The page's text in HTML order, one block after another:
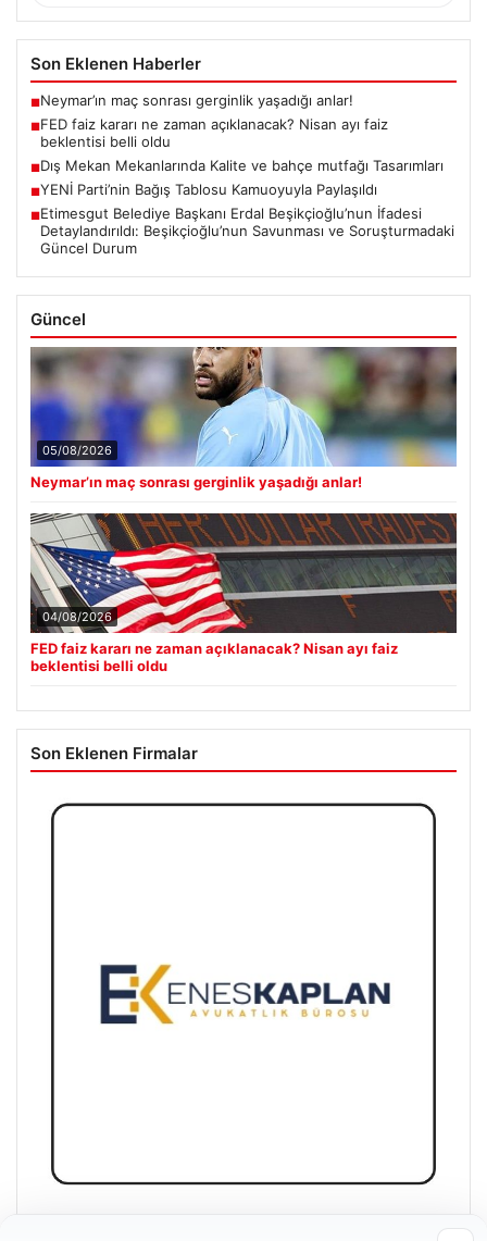
Son Eklenen Haberler
■Neymar’ın maç sonrası gerginlik yaşadığı anlar!
■FED faiz kararı ne zaman açıklanacak? Nisan ayı faiz
beklentisi belli oldu
■Dış Mekan Mekanlarında Kalite ve bahçe mutfağı Tasarımları
■YENİ Parti’nin Bağış Tablosu Kamuoyuyla Paylaşıldı
■Etimesgut Belediye Başkanı Erdal Beşikçioğlu’nun İfadesi
Detaylandırıldı: Beşikçioğlu’nun Savunması ve Soruşturmadaki
Güncel Durum
Güncel
05/08/2026
Neymar’ın maç sonrası gerginlik yaşadığı anlar!
04/08/2026
FED faiz kararı ne zaman açıklanacak? Nisan ayı faiz
beklentisi belli oldu
Son Eklenen Firmalar